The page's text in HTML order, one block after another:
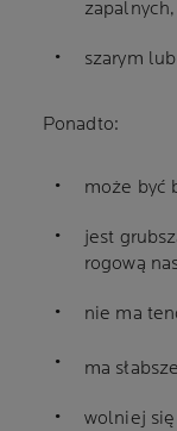
zapalnych,
szarym
Ponadto:
może być
jest
rogową
nie ma
ma
wolniej